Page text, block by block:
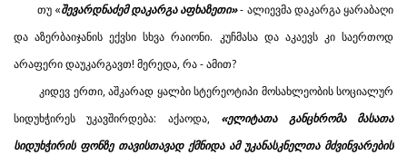
თუ «შევარდნაძემ დაკარგა აფხაზეთი»- ალიევმა დაკარგა ყარაბაღი
და აზერბაიჯანის ექვსი სხვა რაიონი. კუჩმასა და აკაევს კი საერთოდ
არაფერი დაუკარგავთ! მერედა, რა - ამით?
კიდევ ერთი, აშკარად ყალბი სტერეოტიპი მოსახლეობის სოციალურ
სიდუხჭირეს უკავშირდება: აქაოდა, «ელიტათა განცხრომა მასათა
სიდუხჭირის ფონზე თავისთავად ქმნიდა ამ უკანასკნელთა მძვინვარების